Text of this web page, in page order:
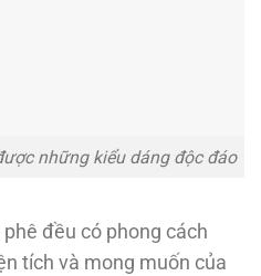
những kiểu dáng độc đáo
đều có phong cách
tích và mong muốn của